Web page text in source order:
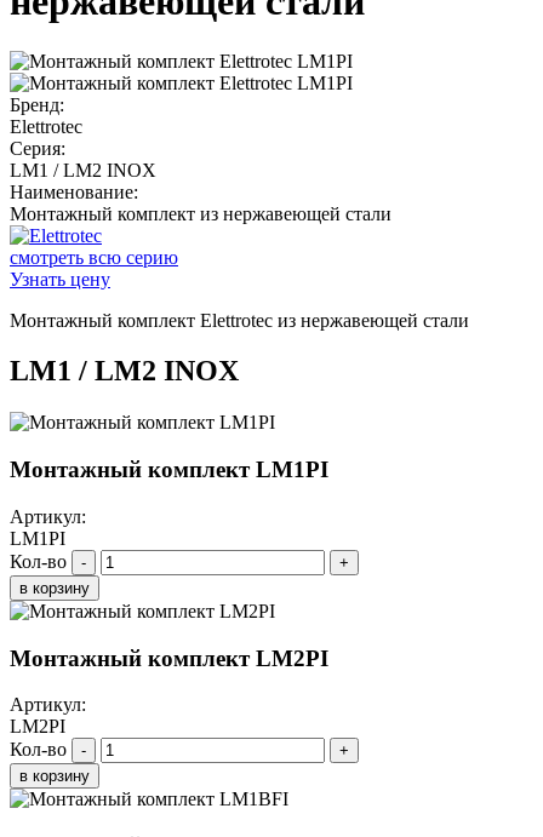
Бренд:
Elettrotec
Серия:
LM1 / LM2 INOX
Наименование:
Монтажный комплект из нержавеющей стали
смотреть всю серию
Узнать цену
Монтажный комплект Elettrotec из нержавеющей стали
LM1 / LM2 INOX
Монтажный комплект LM1PI
Артикул:
LM1PI
Кол-во
-
+
в корзину
Монтажный комплект LM2PI
Артикул:
LM2PI
Кол-во
-
+
в корзину